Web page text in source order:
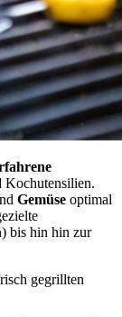
Kochutensilien.
Gemüse optimal
bis hin hin zur
gegrillten